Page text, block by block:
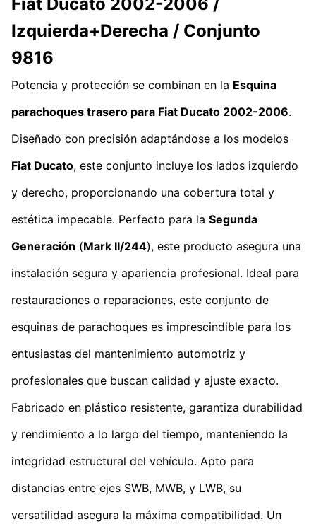
Izquierda+Derecha / Conjunto
9816
Potencia y protección se combinan en la Esquina
parachoques trasero para Fiat Ducato 2002-2006.
Diseñado con precisión adaptándose a los modelos
Fiat Ducato, este conjunto incluye los lados izquierdo
y derecho, proporcionando una cobertura total y
estética impecable. Perfecto para la Segunda
Generación (Mark II/244), este producto asegura una
instalación segura y apariencia profesional. Ideal para
restauraciones o reparaciones, este conjunto de
esquinas de parachoques es imprescindible para los
entusiastas del mantenimiento automotriz y
profesionales que buscan calidad y ajuste exacto.
Fabricado en plástico resistente, garantiza durabilidad
y rendimiento a lo largo del tiempo, manteniendo la
integridad estructural del vehículo. Apto para
distancias entre ejes SWB, MWB, y LWB, su
versatilidad asegura la máxima compatibilidad. Un